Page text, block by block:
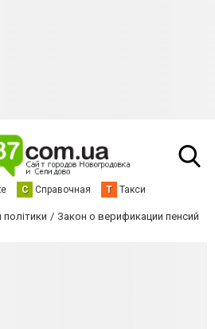
С Справочная Т Такси
Закон о верификации пенсий